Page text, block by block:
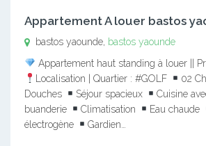
Appartement A louer bastos
bastos yaounde, bastos yaounde
Appartement haut standing à louer ||
Localisation | Quartier : #GOLF
02
Douches
Séjour spacieux
Cuisine
buanderie
Climatisation Eau chaude
électrogène
Gardien…